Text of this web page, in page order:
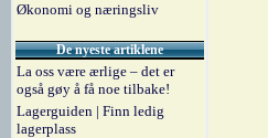
Økonomi og næringsliv
De nyeste artiklene
La oss være ærlige – det er
også gøy å få noe tilbake!
Lagerguiden | Finn ledig
lagerplass